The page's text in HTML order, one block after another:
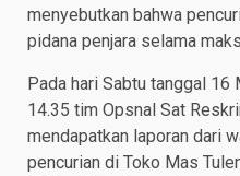
menyebutkan bahwa
pidana penjara selama
Pada hari Sabtu tanggal
14.35 tim Opsnal Sat
mendapatkan laporan dari
pencurian di Toko Mas